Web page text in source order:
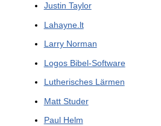
Justin Taylor
Lahayne.lt
Larry Norman
Logos Bibel-Software
Lutherisches Lärmen
Matt Studer
Paul Helm